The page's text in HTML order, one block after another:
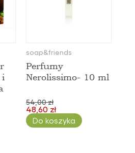
i
soap&friends
Perfumy
Nerolissimo- 10 ml
54,00 zł
48,60 zł
Do koszyka